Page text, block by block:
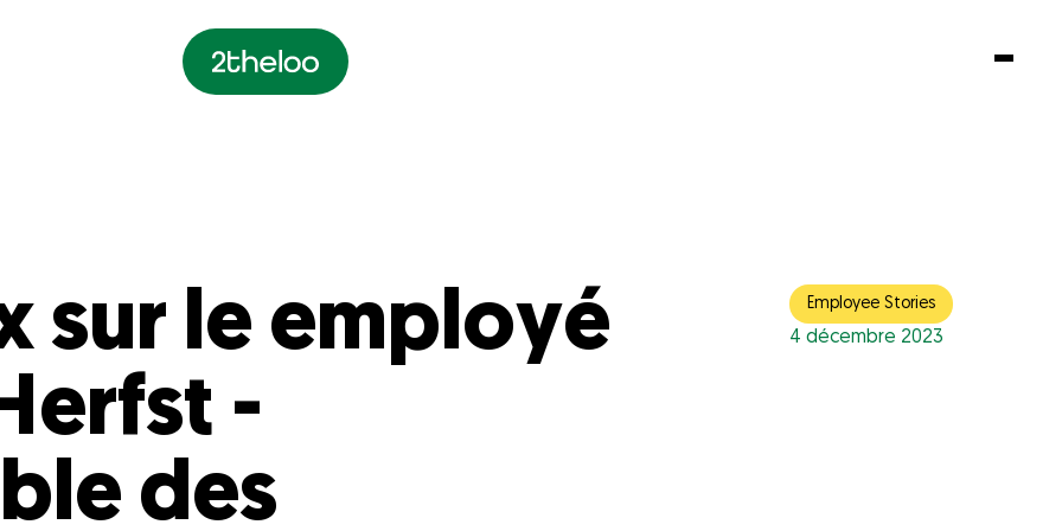
Follow us
sur le employé
-
des
Employee Stories
4 décembre 2023